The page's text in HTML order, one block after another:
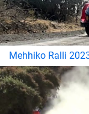
Mehhiko Ralli